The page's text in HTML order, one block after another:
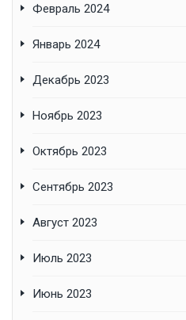
Февраль 2024
Январь 2024
Декабрь 2023
Ноябрь 2023
Октябрь 2023
Сентябрь 2023
Август 2023
Июль 2023
Июнь 2023